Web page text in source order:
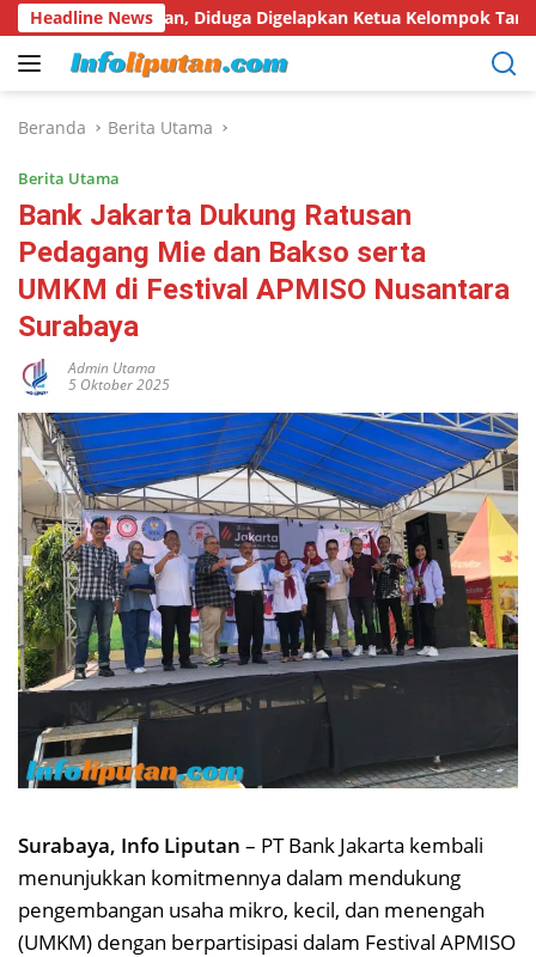
Langsung
ke
konten
Headline News
Diduga Digelapkan Ketua Kelompok Tani Hari
Beranda Berita Utama
Berita Utama
Bank Jakarta Dukung Ratusan
Pedagang Mie dan Bakso serta
UMKM di Festival APMISO Nusantara
Surabaya
Admin Utama
5 Oktober 2025
Surabaya, Info Liputan – PT Bank Jakarta kembali
menunjukkan komitmennya dalam mendukung
pengembangan usaha mikro, kecil, dan menengah
(UMKM) dengan berpartisipasi dalam Festival APMISO